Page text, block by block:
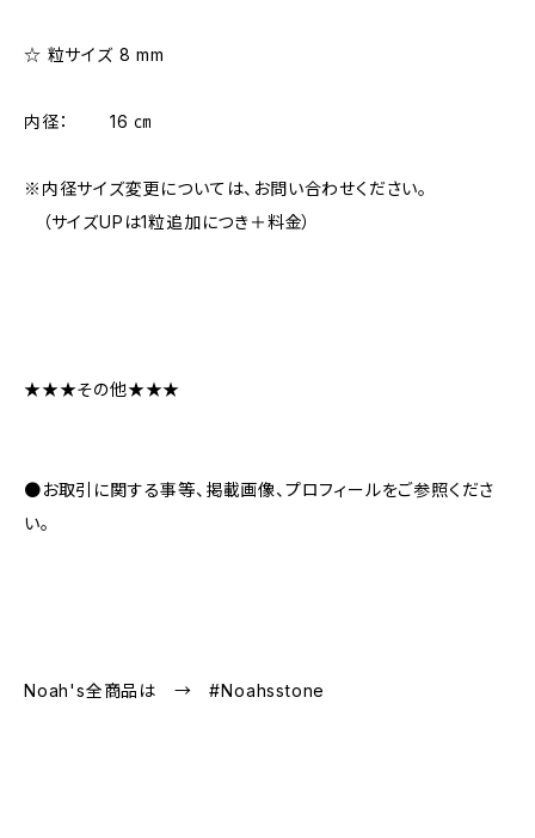
☆ 粒サイズ 8 mm
内径： 16 ㎝
※内径サイズ変更については、お問い合わせください。
（サイズUPは1粒追加につき＋料金）
★★★その他★★★
●お取引に関する事等、掲載画像、プロフィールをご参照くださ
い。
Noah's全商品は → #Noahsstone